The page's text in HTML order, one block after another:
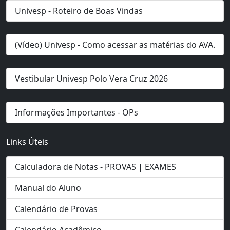
Univesp - Roteiro de Boas Vindas
(Vídeo) Univesp - Como acessar as matérias do AVA.
Vestibular Univesp Polo Vera Cruz 2026
Informações Importantes - OPs
Links Úteis
Calculadora de Notas - PROVAS | EXAMES
Manual do Aluno
Calendário de Provas